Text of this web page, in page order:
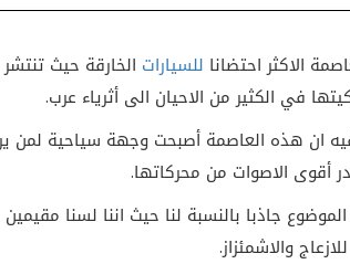
الاكثر احتضانا للسيارات الخارقة حيث
في الكثير من الاحيان الى أثرياء عرب.
ان هذه العاصمة أصبحت وجهة سياحية لمن
أقوى الاصوات من محركاتها.
جاذبا بالنسبة لنا حيث اننا لسنا
والاشمئزاز.